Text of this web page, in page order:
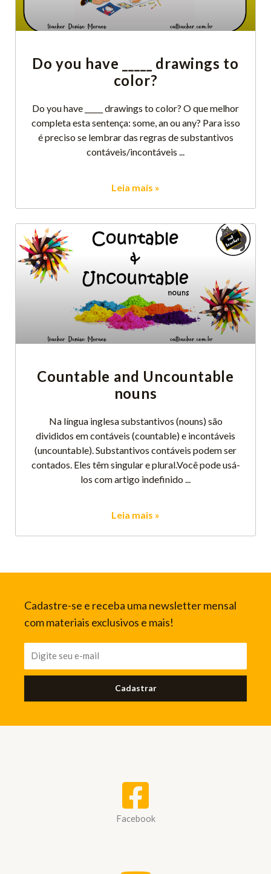
Do you have _____ drawings to
color?
Do you have _____ drawings to color? O que melhor
completa esta sentença: some, an ou any? Para isso
é preciso se lembrar das regras de substantivos
contáveis/incontáveis
Leia mais »
Countable and Uncountable
nouns
Na língua inglesa substantivos (nouns) são
divididos em contáveis (countable) e incontáveis
(uncountable). Substantivos contáveis podem ser
contados. Eles têm singular e plural.Você pode usá-
los com artigo indefinido
Leia mais »
Cadastre-se e receba uma newsletter mensal
com materiais exclusivos e mais!
Cadastrar
Facebook